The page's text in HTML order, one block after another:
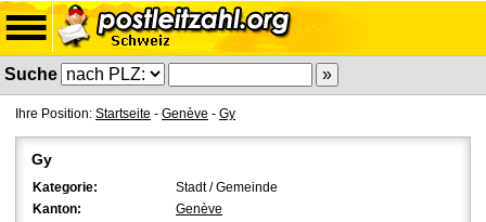
Suche
Ihre Position: Startseite - Genève - Gy
Gy
Kategorie:
Stadt / Gemeinde
Kanton:
Genève